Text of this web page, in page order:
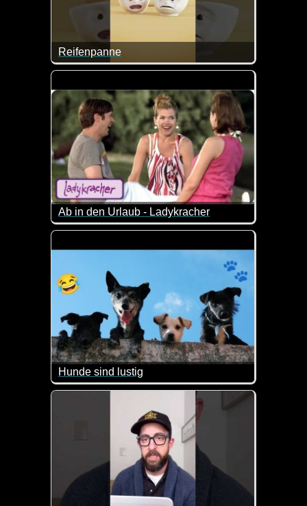
Reifenpanne
Wenn das nur so einfach wäre ;-)
Ab in den Urlaub - Ladykracher
Passend zur Urlaubszeit ein paar witzige Szenen
Hunde sind lustig
Der Blick mancher Hunde ist einfach zum